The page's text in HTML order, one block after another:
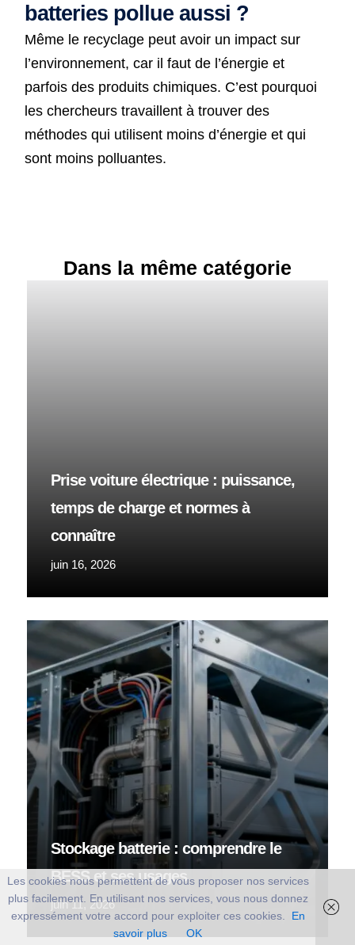
batteries pollue aussi ?
Même le recyclage peut avoir un impact sur
l’environnement, car il faut de l’énergie et
parfois des produits chimiques. C’est pourquoi
les chercheurs travaillent à trouver des
méthodes qui utilisent moins d’énergie et qui
sont moins polluantes.
Dans la même catégorie
Prise voiture électrique : puissance,
temps de charge et normes à
connaître
juin 16, 2026
Stockage batterie : comprendre le
BESS et ses usages
juin 11, 2026
Les cookies nous permettent de vous proposer nos services
plus facilement. En utilisant nos services, vous nous donnez
expressément votre accord pour exploiter ces cookies.
En
savoir plus
OK